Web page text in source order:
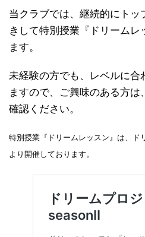
当クラブでは、継続的にトッ
きして特別授業『ドリームレ
ます。
未経験の方でも、レベルに合
ますので、ご興味のある方
確認ください。
特別授業『ドリームレッスン』は、ド
より開催しております。